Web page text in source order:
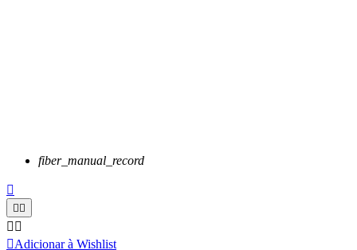
fiber_manual_record


 
Adicionar à Wishlist